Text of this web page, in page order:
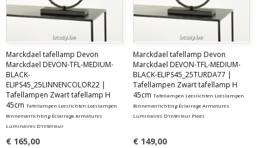
Marckdael tafellamp Devon
Marckdael DEVON-TFL-MEDIUM-
BLACK-
ELIPS45_25LINNENCOLOR22 |
Tafellampen Zwart tafellamp H
45cm Tafellampen Leeslichten Leeslampen
Binnenverlichting Éclairage Armatures
Luminaires D'intérieur
€ 165,00
Marckdael tafellamp Devon
Marckdael DEVON-TFL-MEDIUM-
BLACK-ELIPS45_25TURDA77 |
Tafellampen Zwart tafellamp H
45cm Tafellampen Leeslichten Leeslampen
Binnenverlichting Éclairage Armatures
Luminaires D'intérieur Pieds
€ 149,00